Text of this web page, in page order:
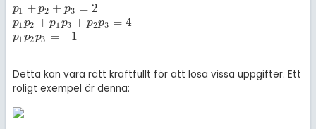
p1 + p2 + p3 = 2
p1 +p2+p 3=2
p1 p2 + p1 p3 + p2p3 = 4
p1 p2+p1p3 +p 2p 3=4
p1 p2p3 = −1
p1 p2p3 =-1
Detta kan vara rätt kraftfullt för att lösa vissa uppgifter. Ett
roligt exempel är denna: